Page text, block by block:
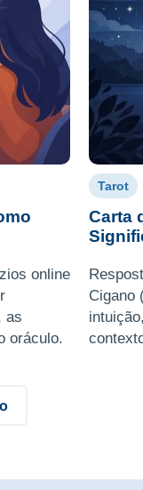
online
as
oráculo.
Tarot
Carta
Cigano